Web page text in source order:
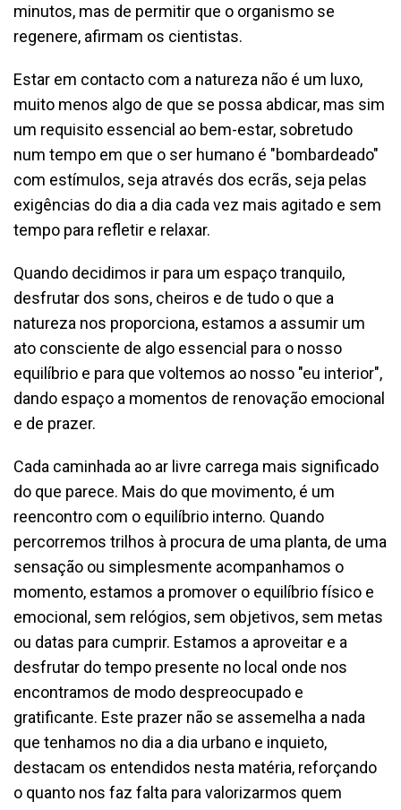
minutos, mas de permitir que o organismo se
regenere, afirmam os cientistas.
Estar em contacto com a natureza não é um luxo,
muito menos algo de que se possa abdicar, mas sim
um requisito essencial ao bem-estar, sobretudo
num tempo em que o ser humano é "bombardeado"
com estímulos, seja através dos ecrãs, seja pelas
exigências do dia a dia cada vez mais agitado e sem
tempo para refletir e relaxar.
Quando decidimos ir para um espaço tranquilo,
desfrutar dos sons, cheiros e de tudo o que a
natureza nos proporciona, estamos a assumir um
ato consciente de algo essencial para o nosso
equilíbrio e para que voltemos ao nosso "eu interior",
dando espaço a momentos de renovação emocional
e de prazer.
Cada caminhada ao ar livre carrega mais significado
do que parece. Mais do que movimento, é um
reencontro com o equilíbrio interno. Quando
percorremos trilhos à procura de uma planta, de uma
sensação ou simplesmente acompanhamos o
momento, estamos a promover o equilíbrio físico e
emocional, sem relógios, sem objetivos, sem metas
ou datas para cumprir. Estamos a aproveitar e a
desfrutar do tempo presente no local onde nos
encontramos de modo despreocupado e
gratificante. Este prazer não se assemelha a nada
que tenhamos no dia a dia urbano e inquieto,
destacam os entendidos nesta matéria, reforçando
o quanto nos faz falta para valorizarmos quem